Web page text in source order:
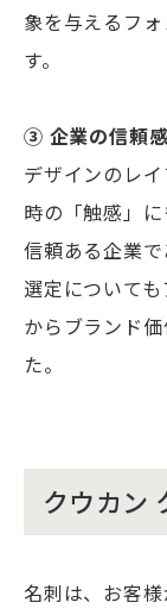
象を与えるフ
す。
③ 企業の信頼
デザインのレ
時の「触感」に
信頼ある企業
選定について
からブランド
た。
クウカン
名刺は、お客